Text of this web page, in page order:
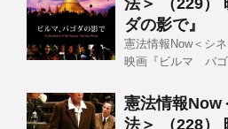
法＞ （229
ダの影で』
憲法情報Now＜シ
映画『ビルマ パゴ
憲法情報Now
法＞ （228）